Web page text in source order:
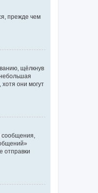
прежде чем
щёлкнув
они могут
отправки